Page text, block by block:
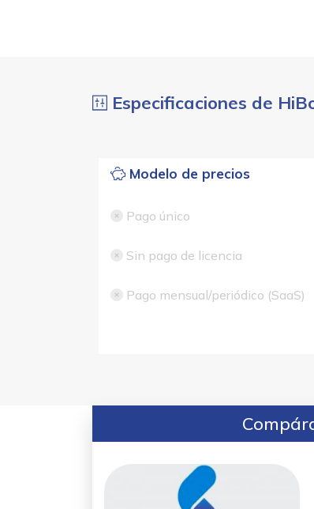
Especificaciones de
Modelo de precios
Pago único
Sin pago de licencia
Pago mensual/periódico (SaaS)